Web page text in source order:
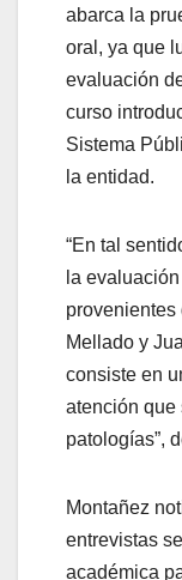
abarca la
oral, ya que
evaluación
curso
Sistema
la entidad.
“En tal
la
provenientes
Mellado y
consiste en
atención que
patologías”,
Montañez
entrevistas
académica